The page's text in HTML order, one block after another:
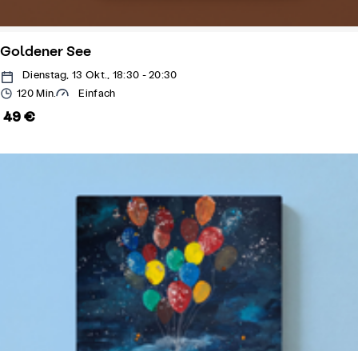
Goldener See
Dienstag, 13 Okt., 18:30 - 20:30
120 Min.
Einfach
49 €